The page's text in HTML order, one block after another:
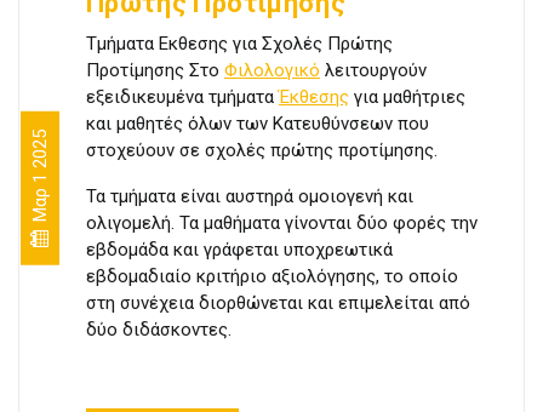
Μαρ 1 2025
Τμήματα Εκθεσης για Σχολές Πρώτης
Προτίμησης Στο Φιλολογικό λειτουργούν
εξειδικευμένα τμήματαΈκθεσης για μαθήτριες
και μαθητές όλων των Κατευθύνσεων που
στοχεύουν σε σχολές πρώτης προτίμησης.
Τα τμήματα είναι αυστηρά ομοιογενή και
ολιγομελή. Τα μαθήματα γίνονται δύο φορές την
εβδομάδα και γράφεται υποχρεωτικά
εβδομαδιαίο κριτήριο αξιολόγησης, το οποίο
στη συνέχεια διορθώνεται και επιμελείται από
δύο διδάσκοντες.